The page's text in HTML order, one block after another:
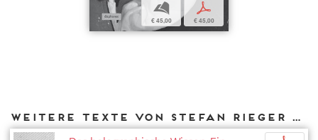
b
€ 45,00
p
€ 45,00
Weitere Texte von Stefan Rieger bei DIAPHANES